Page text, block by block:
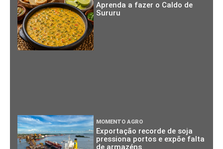
Aprenda a fazer o Caldo de
Sururu
MOMENTO AGRO
Exportação recorde de soja
pressiona portos e expõe falta
de armazéns